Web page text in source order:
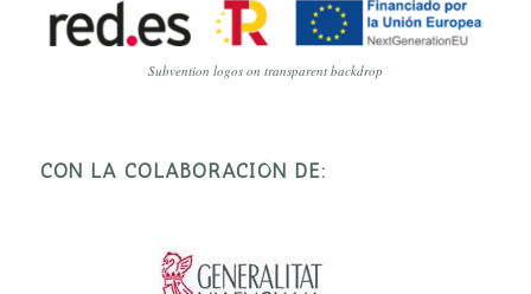
Subvention logos on transparent backdrop
CON LA COLABORACIÓN DE: